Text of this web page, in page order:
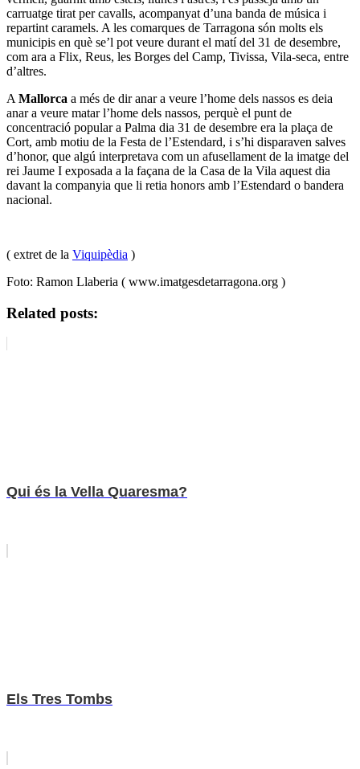
carruatge tirat per cavalls, acompanyat d’una banda de música i
repartint caramels. A les comarques de Tarragona són molts els
municipis en què se’l pot veure durant el matí del 31 de desembre,
com ara a Flix, Reus, les Borges del Camp, Tivissa, Vila-seca, entre
d’altres.
A Mallorca a més de dir anar a veure l’home dels nassos es deia
anar a veure matar l’home dels nassos, perquè el punt de
concentració popular a Palma dia 31 de desembre era la plaça de
Cort, amb motiu de la Festa de l’Estendard, i s’hi disparaven salves
d’honor, que algú interpretava com un afusellament de la imatge del
rei Jaume I exposada a la façana de la Casa de la Vila aquest dia
davant la companyia que li retia honors amb l’Estendard o bandera
nacional.
( extret de la Viquipèdia )
Foto: Ramon Llaberia ( www.imatgesdetarragona.org )
Related posts:
Qui és la Vella Quaresma?
Els Tres Tombs